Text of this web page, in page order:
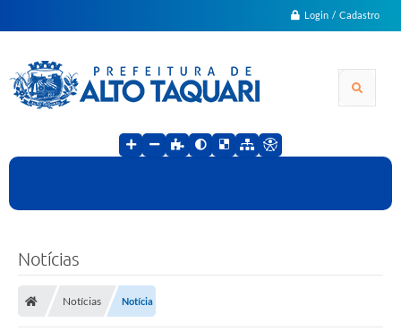
Login / Cadastro
Notícias
Notícias Notícia